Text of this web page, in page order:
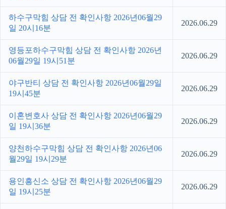
하수구막힘 상담 전 확인사항 2026년06월29
일 20시16분
2026.06.29
영등포하수구막힘 상담 전 확인사항 2026년
06월29일 19시51분
2026.06.29
야구반티 상담 전 확인사항 2026년06월29일
19시45분
2026.06.29
이혼변호사 상담 전 확인사항 2026년06월29
일 19시36분
2026.06.29
양천하수구막힘 상담 전 확인사항 2026년06
월29일 19시29분
2026.06.29
용인흥신소 상담 전 확인사항 2026년06월29
일 19시25분
2026.06.29